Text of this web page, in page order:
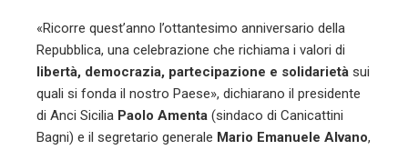
«Ricorre quest’anno l’ottantesimo anniversario della
Repubblica, una celebrazione che richiama i valori di
libertà, democrazia, partecipazione e solidarietà sui
quali si fonda il nostro Paese», dichiarano il presidente
di Anci Sicilia Paolo Amenta (sindaco di Canicattini
Bagni) e il segretario generale Mario Emanuele Alvano,